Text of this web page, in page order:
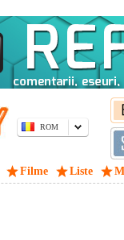
ROM
Filme Liste